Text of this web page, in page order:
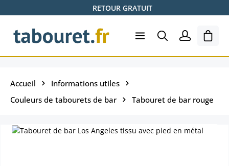
Passer au contenu principalRETOUR GRATUIT
Le
Accueil
Informations utiles
Couleurs de tabourets de bar
Tabouret de bar rouge